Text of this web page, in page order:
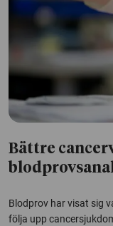
Bättre
Blodprov har visat sig
följa upp